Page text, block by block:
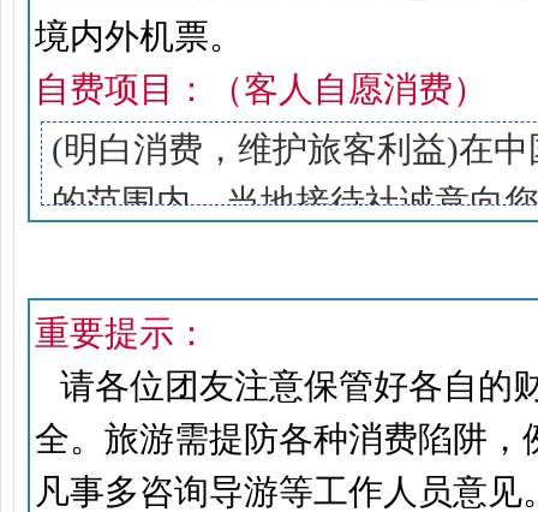
境内外机票。
自费项目：（客人自愿消费）
(明白消费，维护旅客利益)在
的范围内，当地接待社诚意向
加 【完全自愿原则，绝不强迫
重要提示：
请各位团友注意保管好各自的
全。旅游需提防各种消费陷阱
凡事多咨询导游等工作人员意见